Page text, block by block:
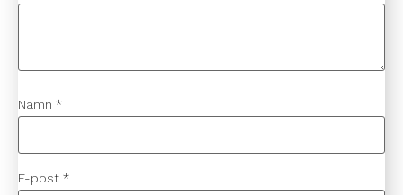
Namn *
E-post *